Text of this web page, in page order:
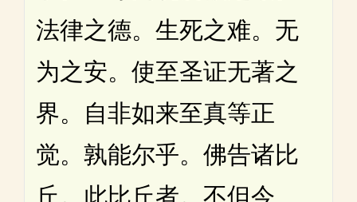
法律之德。生死之难。无
为之安。使至圣证无著之
界。自非如来至真等正
觉。孰能尔乎。佛告诸比
丘。此比丘者。不但今